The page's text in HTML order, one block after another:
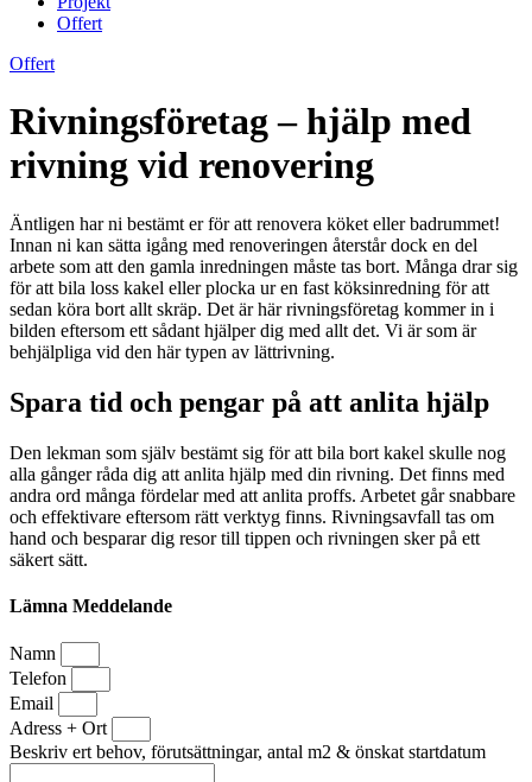
Offert
Offert
Rivningsföretag – hjälp med
rivning vid renovering
Äntligen har ni bestämt er för att renovera köket eller badrummet!
Innan ni kan sätta igång med renoveringen återstår dock en del
arbete som att den gamla inredningen måste tas bort. Många drar sig
för att bila loss kakel eller plocka ur en fast köksinredning för att
sedan köra bort allt skräp. Det är här rivningsföretag kommer in i
bilden eftersom ett sådant hjälper dig med allt det. Vi är som är
behjälpliga vid den här typen av lättrivning.
Spara tid och pengar på att anlita hjälp
Den lekman som själv bestämt sig för att bila bort kakel skulle nog
alla gånger råda dig att anlita hjälp med din rivning. Det finns med
andra ord många fördelar med att anlita proffs. Arbetet går snabbare
och effektivare eftersom rätt verktyg finns. Rivningsavfall tas om
hand och besparar dig resor till tippen och rivningen sker på ett
säkert sätt.
Lämna Meddelande
Namn
Telefon
Email
Adress + Ort
Beskriv ert behov, förutsättningar, antal m2 & önskat startdatum